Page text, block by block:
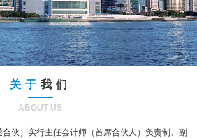
关于 我们
ABOUT US
伙）实行主任会计师（首席合伙人）负责制、副